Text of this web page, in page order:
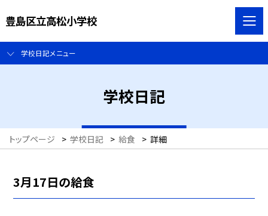
豊島区立高松小学校
学校日記メニュー
学校日記
トップページ > 学校日記 > 給食 > 詳細
3月17日の給食